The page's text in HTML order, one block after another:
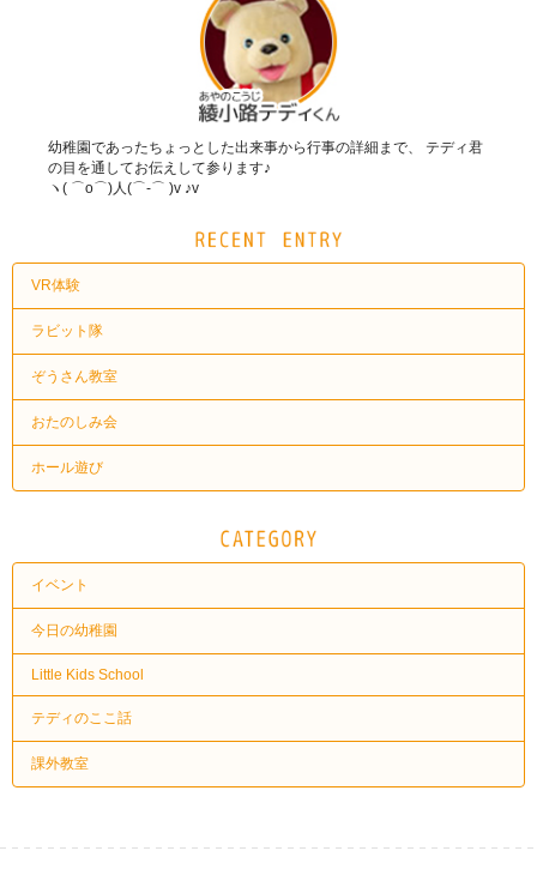
幼稚園であったちょっとした出来事から行事の詳細まで、 テディ君
の目を通してお伝えして参ります♪
ヽ( ⌒o⌒)人(⌒-⌒ )v ♪v
VR体験
ラビット隊
ぞうさん教室
おたのしみ会
ホール遊び
イベント
今日の幼稚園
Little Kids School
テディのここ話
課外教室